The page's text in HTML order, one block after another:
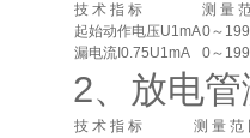
技 术 指 标
测 量
起始动作电压U1mA0～
漏电流I0.75U1mA
0～
2、放电
技 术 指 标
测 量 范